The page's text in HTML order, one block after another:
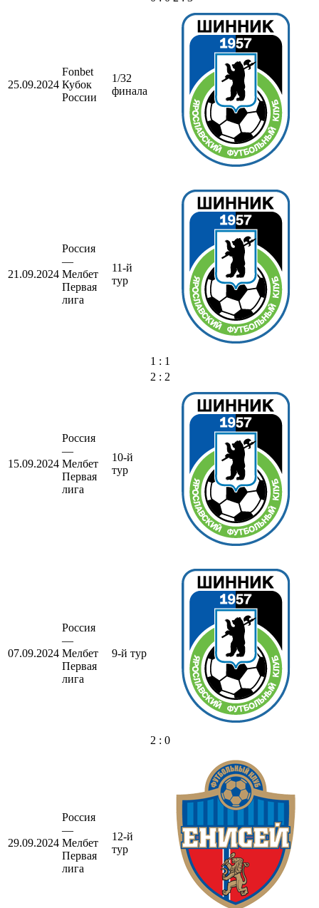
25.09.2024
Fonbet
Кубок
России
1/32
финала
21.09.2024
Россия
—
Мелбет
Первая
лига
11-й
тур
1 : 1
15.09.2024
Россия
—
Мелбет
Первая
лига
10-й
тур
2 : 2
07.09.2024
Россия
—
Мелбет
Первая
лига
9-й тур
2 : 0
29.09.2024
Россия
—
Мелбет
Первая
лига
12-й
тур